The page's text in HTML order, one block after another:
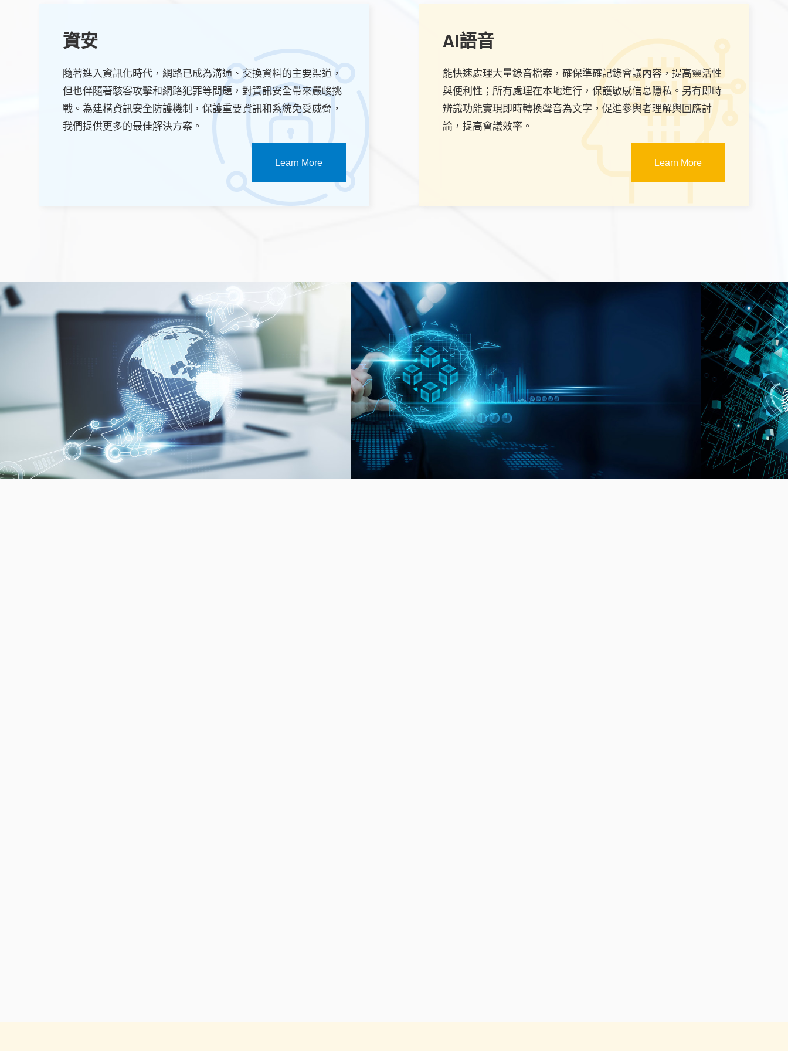
資安
隨著進入資訊化時代，網路已成為溝通、交換資料的主要渠道，
但也伴隨著駭客攻擊和網路犯罪等問題，對資訊安全帶來嚴峻挑
戰。為建構資訊安全防護機制，保護重要資訊和系統免受威脅，
我們提供更多的最佳解決方案。
Learn More
AI語音
能快速處理大量錄音檔案，確保準確記錄會議內容，提高靈活性
與便利性；所有處理在本地進行，保護敏感信息隱私。另有即時
辨識功能實現即時轉換聲音為文字，促進參與者理解與回應討
論，提高會議效率。
Learn More